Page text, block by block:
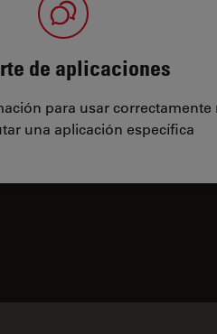
de aplicaciones
para usar correctamente
una aplicación específica